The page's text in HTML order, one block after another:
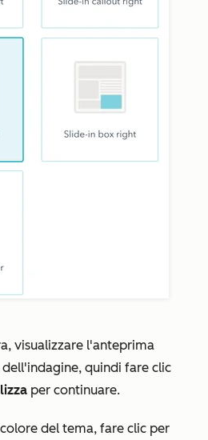
visualizzare l'anteprima
quindi fare clic
per continuare.
del tema, fare clic per